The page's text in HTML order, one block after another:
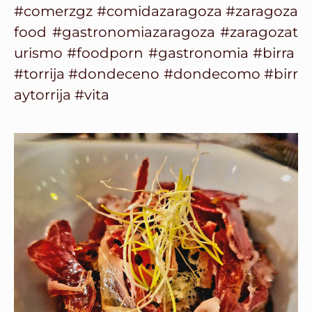
#comerzgz #comidazaragoza #zaragoza
food #gastronomiazaragoza #zaragozat
urismo #foodporn #gastronomia #birra
#torrija #dondeceno #dondecomo #birr
aytorrija #vita